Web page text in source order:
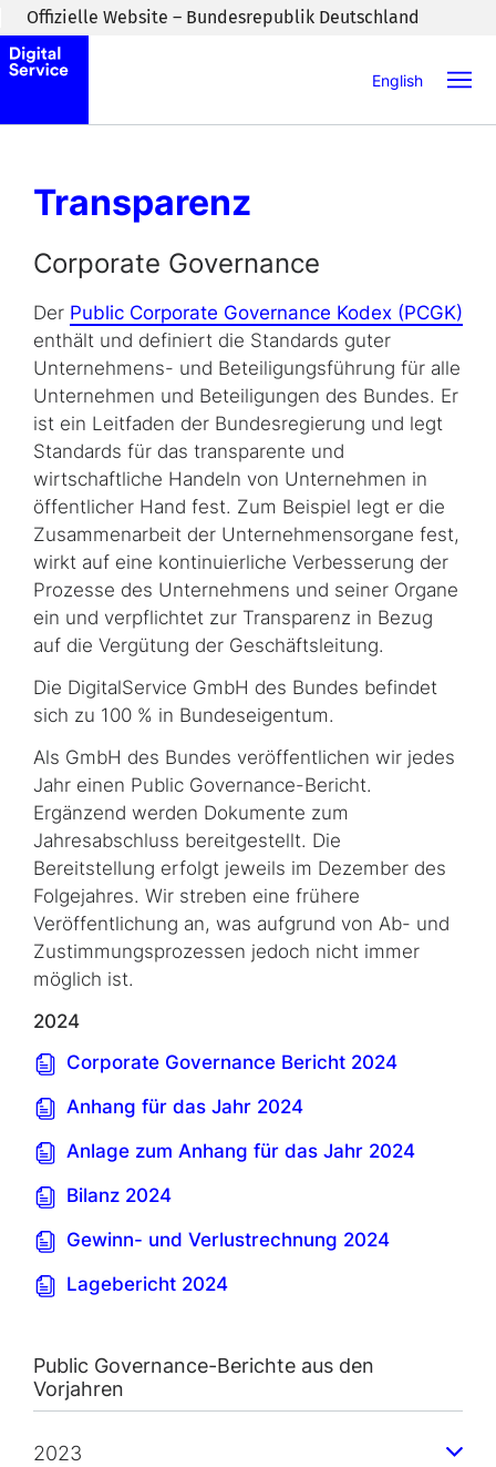
Zum Inhaltsbereich wechseln
Offizielle Website – Bundesrepublik Deutschland
English
Transpa­renz
Corporate Governance
Der Public Corporate Governance Kodex (PCGK)
enthält und definiert die Standards guter
Unternehmens- und Beteiligungsführung für alle
Unternehmen und Beteiligungen des Bundes. Er
ist ein Leitfaden der Bundesregierung und legt
Standards für das transparente und
wirtschaftliche Handeln von Unternehmen in
öffentlicher Hand fest. Zum Beispiel legt er die
Zusammenarbeit der Unternehmensorgane fest,
wirkt auf eine kontinuierliche Verbesserung der
Prozesse des Unternehmens und seiner Organe
ein und verpflichtet zur Transparenz in Bezug
auf die Vergütung der Geschäftsleitung.
Die DigitalService GmbH des Bundes befindet
sich zu 100 % in Bundeseigentum.
Als GmbH des Bundes veröffentlichen wir jedes
Jahr einen Public Governance-Bericht.
Ergänzend werden Dokumente zum
Jahresabschluss bereitgestellt. Die
Bereitstellung erfolgt jeweils im Dezember des
Folgejahres. Wir streben eine frühere
Veröffentlichung an, was aufgrund von Ab- und
Zustimmungsprozessen jedoch nicht immer
möglich ist.
2024
Corporate Governance Bericht 2024
Anhang für das Jahr 2024
Anlage zum Anhang für das Jahr 2024
Bilanz 2024
Gewinn- und Verlustrechnung 2024
Lagebericht 2024
Public Governance-Berichte aus den
Vorjahren
2023